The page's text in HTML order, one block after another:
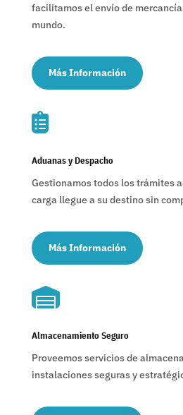
facilitamos el envío de
mundo.
Más Información

Aduanas y Despacho
Gestionamos todos los trámites
carga llegue a su destino sin
Más Información

Almacenamiento Seguro
Proveemos servicios de
instalaciones seguras y